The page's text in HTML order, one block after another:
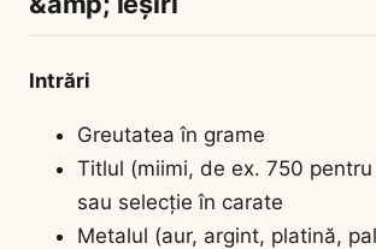
Intrări
Greutatea în grame
Titlul (miimi, de ex. 750 pentru
sau selecție în carate
Metalul (aur, argint, platină,